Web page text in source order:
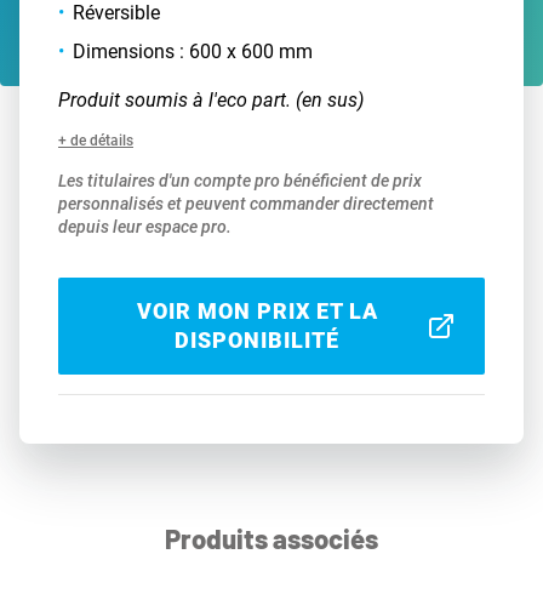
Réversible
Dimensions : 600 x 600 mm
Produit soumis à l'eco part. (en sus)
+ de détails
Les titulaires d'un compte pro bénéficient de prix
personnalisés et peuvent commander directement
depuis leur espace pro.
VOIR MON PRIX ET LA
DISPONIBILITÉ
Produits associés